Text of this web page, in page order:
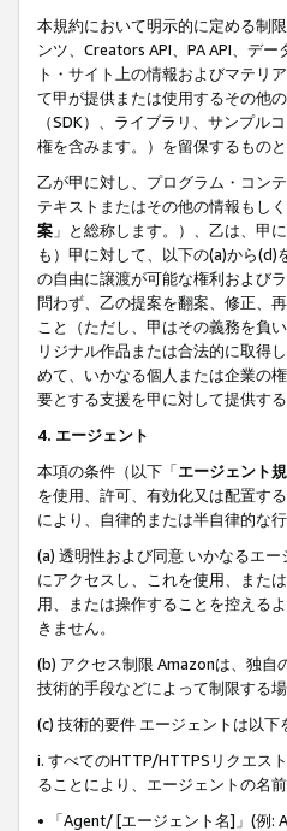
本規約において明示的に定める制
ンツ、Creators API、PA API、デ
ト・サイト上の情報およびマテリ
て甲が提供または使用するその他
（SDK）、ライブラリ、サンプ
権を含みます。）を留保するもの
乙が甲に対し、プログラム・コン
テキストまたはその他の情報もし
案 」と総称します。）、乙は、甲
も）甲に対して、以下の(a)から
の自由に譲渡が可能な権利および
問わず、乙の提案を翻案、修正、
こと（ただし、甲はその義務を負
リジナル作品または合法的に取得
めて、いかなる個人または企業の
要とする支援を甲に対して提供する
4. エージェント
本項の条件（以下「エージェント
を使用、許可、有効化又は配置す
により、自律的または半自律的な
(a) 透明性および同意 いかなるエ
にアクセスし、これを使用、また
用、または操作することを控える
きません。
(b) アクセス制限 Amazonは、独自
技術的手段などによって制限する場
(c) 技術的要件 エージェントは以下
i. すべてのHTTP/HTTPSリクエス
ることにより、エージェントの名前
• 「Agent/ [エージェント名]」(例: